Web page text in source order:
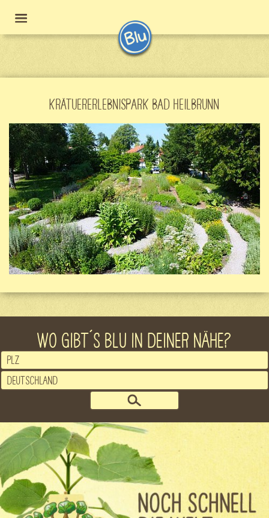
KRÄTUERERLEBNISPARK BAD HEILBRUNN
WO GIBT´S BLU IN DEINER NÄHE?